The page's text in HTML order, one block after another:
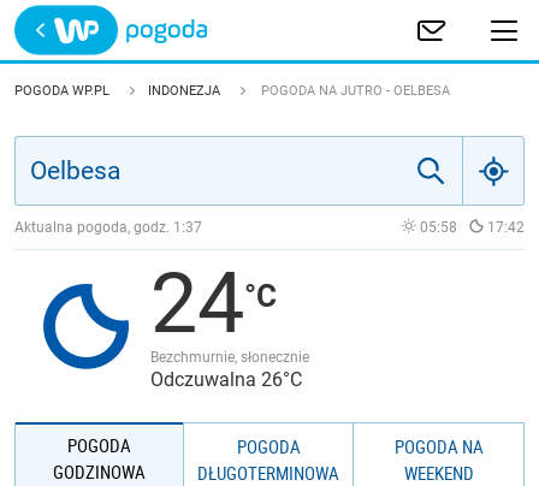
Trwa ładowanie
POLSKA
JAKOŚĆ POWIETRZA
POGODA WP.PL INDONEZJA POGODA NA JUTRO - OELBESA
Aktualna pogoda, godz. 1:37 05:58 17:42
24
Bezchmurnie, słonecznie
Odczuwalna 26°C
POGODA
GODZINOWA
POGODA
DŁUGOTERMINOWA
POGODA NA
WEEKEND